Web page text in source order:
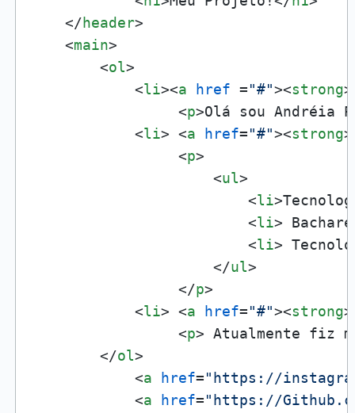
</header>
<main>
<ol>
<li><a href ="#"><strong>
<p>Olá sou Andréia
<li> <a href="#"><strong>
<p>
<ul>
<li>
<li>
<li>
</ul>
</p>
<li> <a href="#"><strong>
<p> Atualmente fiz
</ol>
<a href="https://
<a href="https://